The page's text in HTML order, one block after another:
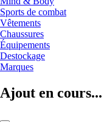
Sports de combat
Vêtements
Chaussures
Équipements
Destockage
Marques
Ajout en cours...